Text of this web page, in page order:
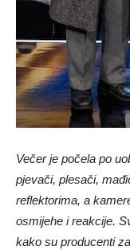
Večer je počela po
pjevači, plesači,
reflektorima, a
osmijehe i reakcije.
kako su producenti